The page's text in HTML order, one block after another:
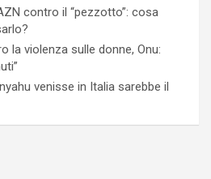
contro il “pezzotto”: cosa
la violenza sulle donne, Onu:
venisse in Italia sarebbe il